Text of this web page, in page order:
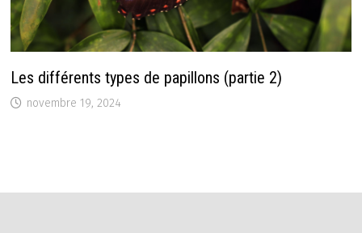
Les différents types de papillons (partie 2)
novembre 19, 2024